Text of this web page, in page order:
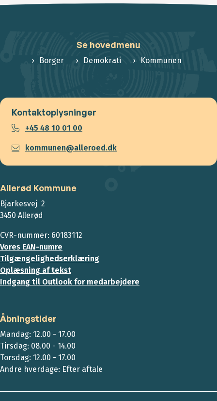
Se hovedmenu
Borger Demokrati Kommunen
Kontaktoplysninger
+45 48 10 01 00
kommunen@alleroed.dk
Allerød Kommune
Bjarkesvej 2
3450 Allerød
CVR-nummer: 60183112
Vores EAN-numre
Tilgængelighedserklæring
Oplæsning af tekst
Indgang til Outlook for medarbejdere
Åbningstider
Mandag: 12.00 - 17.00
Tirsdag: 08.00 - 14.00
Torsdag: 12.00 - 17.00
Andre hverdage: Efter aftale